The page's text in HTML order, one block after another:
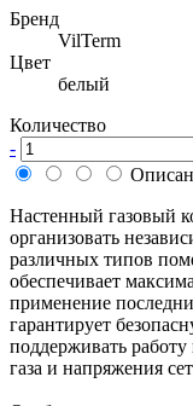
Бренд
VilTerm
Цвет
белый
Количество
-
Настенный газовый
организовать
различных типов
обеспечивает
применение
гарантирует
поддерживать
газа и напряжения